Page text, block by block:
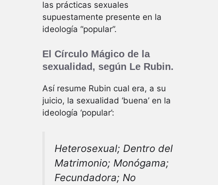
las prácticas sexuales
supuestamente presente en la
ideología “popular”.
El Círculo Mágico de la
sexualidad, según Le Rubin.
Así resume Rubin cual era, a su
juicio, la sexualidad ‘buena’ en la
ideología ‘popular’:
Heterosexual; Dentro del
Matrimonio; Monógama;
Fecundadora; No